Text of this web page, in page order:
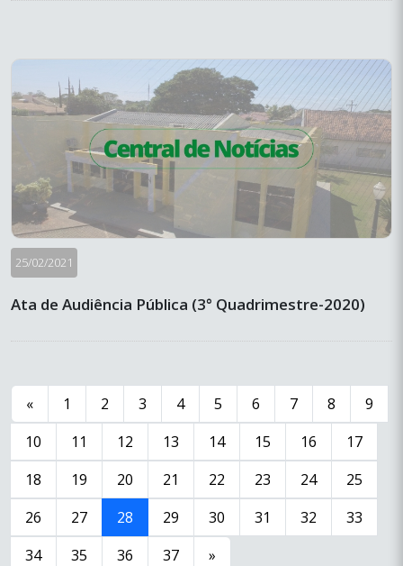
25/02/2021
Ata de Audiência Pública (3° Quadrimestre-2020)
« 1 2 3 4 5 6 7 8
9
10
11 12 13 14 15 16
17
18
19 20 21 22 23 24
25
26
27 28 29 30 31 32
33
34
35 36 37 »